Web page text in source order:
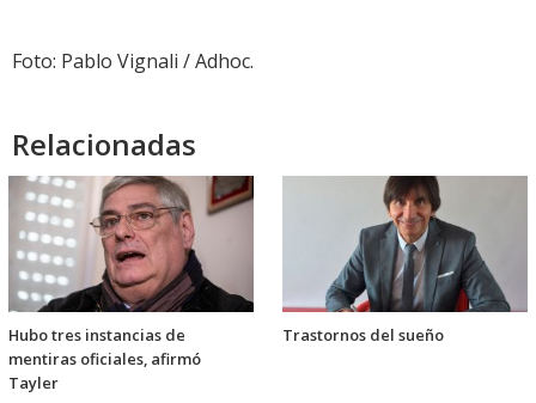
Foto: Pablo Vignali / Adhoc.
Relacionadas
Hubo tres instancias de
mentiras oficiales, afirmó
Tayler
Trastornos del sueño